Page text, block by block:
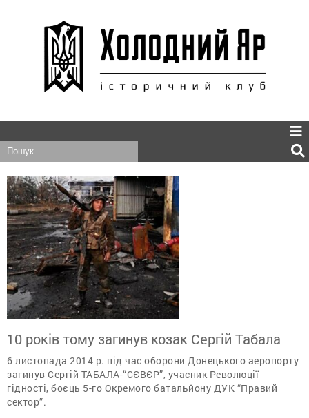
10 років тому загинув козак Сергій Табала
6 листопада 2014 р. під час оборони Донецького аеропорту
загинув Сергій ТАБАЛА-“СЄВЄР”, учасник Революції
гідності, боєць 5-го Окремого батальйону ДУК “Правий
сектор”.